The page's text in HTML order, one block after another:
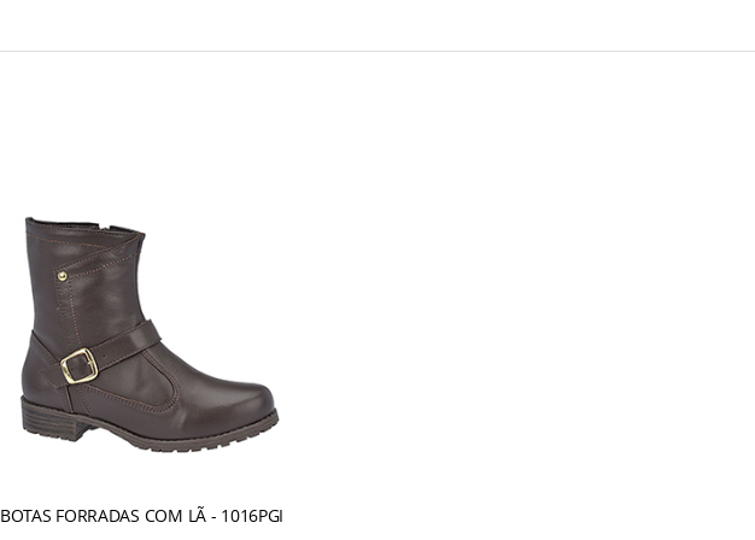
BOTAS FORRADAS COM LÃ - 1016PGI